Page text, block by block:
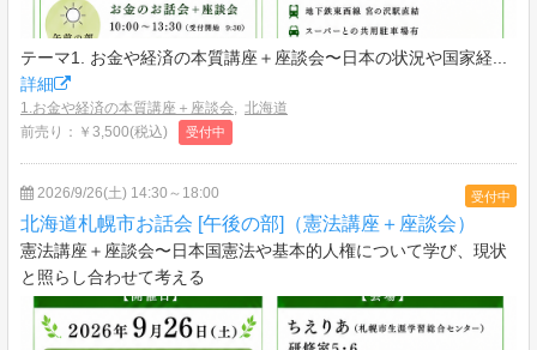
テーマ1. お金や経済の本質講座＋座談会〜日本の状況や国家経...
詳細
1.お金や経済の本質講座＋座談会, 北海道
前売り：￥3,500(税込)
受付中
受付中
2026/9/26(土) 14:30～18:00
北海道札幌市お話会 [午後の部]（憲法講座＋座談会）
憲法講座＋座談会〜日本国憲法や基本的人権について学び、現状
と照らし合わせて考える